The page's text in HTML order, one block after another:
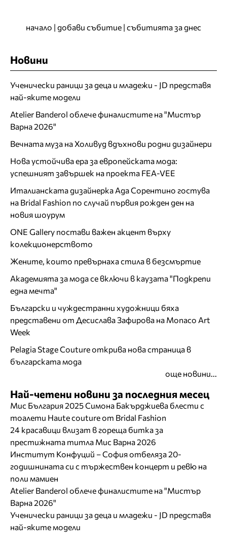
начало | добави събитие | събитията за днес
Новини
Ученически раници за деца и младежи - JD представя
най-яките модели
Atelier Banderol облече финалистите на "Мистър
Варна 2026"
Вечната муза на Холивуд вдъхнови родни дизайнери
Нова устойчива ера за европейската мода:
успешният завършек на проекта FEA-VEE
Италианската дизайнерка Ада Сорентино гостува
на Bridal Fashion по случай първия рожден ден на
новия шоурум
ONE Gallery постави важен акцент върху
колекционерството
Жените, които превърнаха стила в безсмъртие
Академията за мода се включи в каузата "Подкрепи
една мечта"
Български и чуждестранни художници бяха
представени от Десислава Зафирова на Monaco Art
Week
Pelagia Stage Couture открива нова страница в
българската мода
още новини...
Най-четени новини за последния месец
Мис България 2025 Симона Бакърджиева блести с
тоалети Haute couture от Bridal Fashion
24 красавици влизат в гореща битка за
престижната титла Мис Варна 2026
Институт Конфуций – София отбеляза 20-
годишнината си с тържествен концерт и ревю на
поли мамиен
Atelier Banderol облече финалистите на "Мистър
Варна 2026"
Ученически раници за деца и младежи - JD представя
най-яките модели